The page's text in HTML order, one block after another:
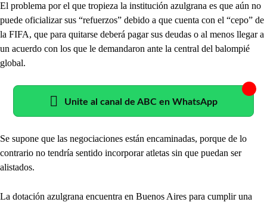
El problema por el que tropieza la institución azulgrana es que aún no
puede oficializar sus “refuerzos” debido a que cuenta con el “cepo” de
la FIFA, que para quitarse deberá pagar sus deudas o al menos llegar a
un acuerdo con los que le demandaron ante la central del balompié
global.
Unite al canal de ABC en WhatsApp
Se supone que las negociaciones están encaminadas, porque de lo
contrario no tendría sentido incorporar atletas sin que puedan ser
alistados.
La dotación azulgrana encuentra en Buenos Aires para cumplir una